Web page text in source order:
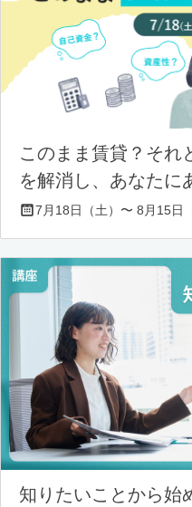
このまま賃貸？それ
を解消し、あなたに
7月18日（土）〜 8月15日
知りたいことから始